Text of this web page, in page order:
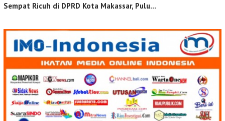
Sempat Ricuh di DPRD Kota Makassar, Pulu…